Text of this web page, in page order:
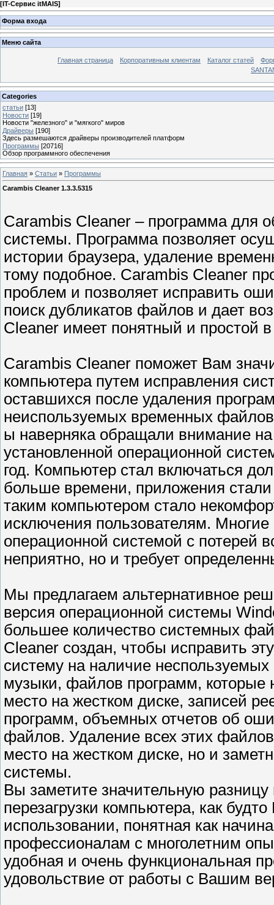
[IT-Сервис itMAIS]
Форма входа
Меню сайта
Главная страница Корпоративным клиентам Каталог статей
Categories
статьи [13]
Новости [19]
Новости "железного" и "мягкого" миров
Драйверы [190]
Здесь размешаются драйверы производителей платформ
Программы [20716]
Обзор программного обеспечения
Главная » Статьи » Программы
Carambis Cleaner 1.3.3.5315
Carambis Cleaner – программа для
системы. Программа позволяет
истории браузера, удаление
тому подобное. Carambis Cleaner
проблем и позволяет исправить
поиск дубликатов файлов и дает
Cleaner имеет понятный и простой
Carambis Cleaner поможет Вам
компьютера путем исправления
оставшихся после удаления
неиспользуемых временных
ы наверняка обращали внимание на
установленной операционной
год. Компьютер стал включаться
больше времени, приложения стали
таким компьютером стало
исключения пользователям.
операционной системой с потерей
неприятно, но и требует
Мы предлагаем альтернативное
версия операционной системы
большее количество системных
Cleaner создан, чтобы исправить
систему на наличие
музыки, файлов программ, которые
место на жестком диске, записей
программ, объемных отчетов об
файлов. Удаление всех этих
место на жестком диске, но и
системы.
Вы заметите значительную
перезагрузки компьютера, как
использовании, понятная как
профессионалам с многолетним
удобная и очень функциональная
удовольствие от работы с Вашим